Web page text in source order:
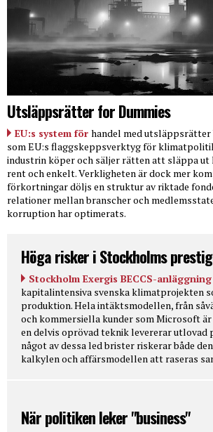
Utsläppsrätter for Dummies
EU:s system för handel med utsläppsrätter
som EU:s flaggskeppsverktyg för
industrin köper och säljer rätten att släppa ut
rent och enkelt. Verkligheten är dock mer
förkortningar döljs en struktur av riktade
relationer mellan branscher och
korruption har optimerats.
Höga risker i Stockholms
Stockholm Exergis BECCS-anläggning
kapitalintensiva svenska klimatprojekten
produktion. Hela intäktsmodellen, från
och kommersiella kunder som Microsoft
en delvis oprövad teknik levererar utlovad
något av dessa led brister riskerar både
kalkylen och affärsmodellen att raseras
När politiken leker "business"